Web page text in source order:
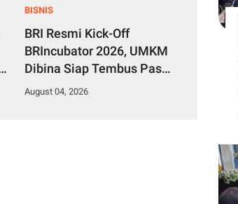
BISNIS
BRI Resmi Kick-Off
BRIncubator 2026, UMKM
Dibina Siap Tembus Pasar
Global
August 04, 2026